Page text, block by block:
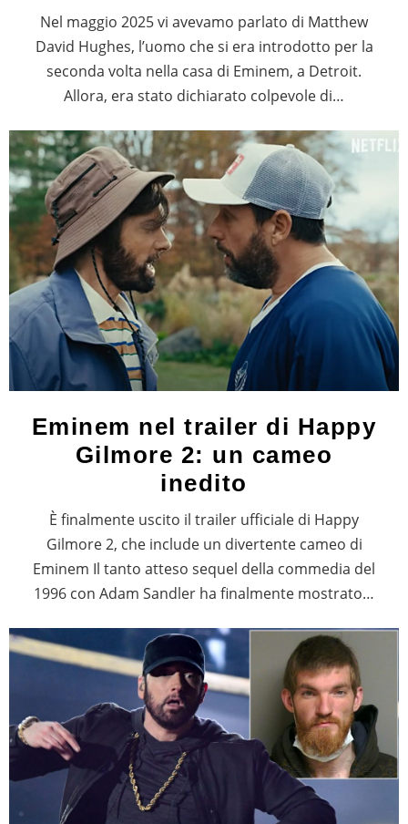
Nel maggio 2025 vi avevamo parlato di Matthew
David Hughes, l’uomo che si era introdotto per la
seconda volta nella casa di Eminem, a Detroit.
Allora, era stato dichiarato colpevole di…
Eminem nel trailer di Happy
Gilmore 2: un cameo
inedito
È finalmente uscito il trailer ufficiale di Happy
Gilmore 2, che include un divertente cameo di
Eminem Il tanto atteso sequel della commedia del
1996 con Adam Sandler ha finalmente mostrato…